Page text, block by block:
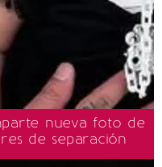
nueva foto de
de separación